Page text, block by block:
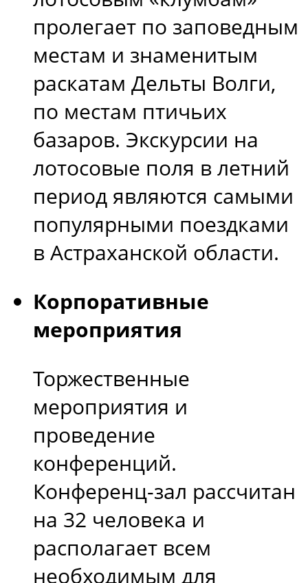
пролегает по заповедным
местам и знаменитым
раскатам Дельты Волги,
по местам птичьих
базаров. Экскурсии на
лотосовые поля в летний
период являются самыми
популярными поездками
в Астраханской области.
Корпоративные
мероприятия
Торжественные
мероприятия и
проведение
конференций.
Конференц-зал рассчитан
на 32 человека и
располагает всем
необходимым для